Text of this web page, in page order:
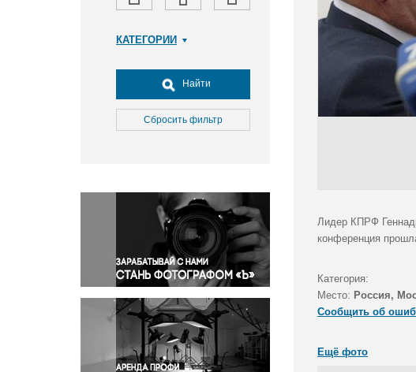
КАТЕГОРИИ
Досуг, туризм и отдых
Культура
Медицина
Окружающая среда
Политика
Правосудие
Происшествия и конфликты
Религия
Светская жизнь
Спорт
Экология
Экономика и бизнес
Найти
Сбросить фильтр
Лидер КПРФ
конференция
Категория:
Место: Россия,
Сообщить об
Ещё фото